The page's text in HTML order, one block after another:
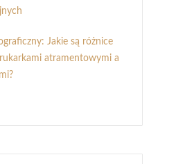
Jakie są różnice
atramentowymi a